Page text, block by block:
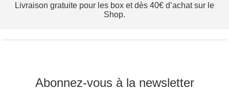
Livraison gratuite pour les box et dès 40€ d’achat sur le
Shop.
Abonnez-vous à la newsletter